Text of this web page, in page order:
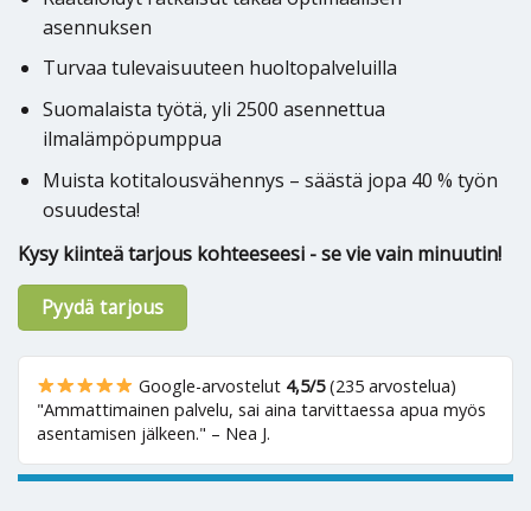
asennuksen
Turvaa tulevaisuuteen huoltopalveluilla
Suomalaista työtä, yli 2500 asennettua
ilmalämpöpumppua
Muista kotitalousvähennys – säästä jopa 40 % työn
osuudesta!
Kysy kiinteä tarjous kohteeseesi - se vie vain minuutin!
Google-arvostelut 4,5/5(235 arvostelua)
"Ammattimainen palvelu, sai aina tarvittaessa apua myös
asentamisen jälkeen." – Nea J.
Pyydä tarjous